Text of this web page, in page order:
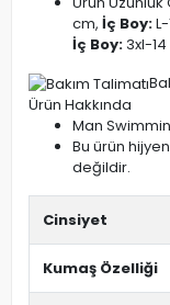
cm, İç Boy:
İç Boy:3xl-
Ürün Hakkında
Man
Bu ürün
değildir.
Cinsiyet
Kumaş Özelliği